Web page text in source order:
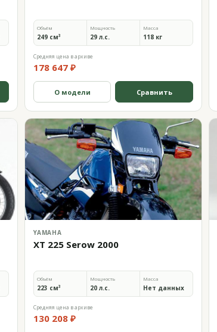
Объём
249 см³
Мощность
29 л.с.
Масса
118 кг
Средняя цена в архиве
178 647 ₽
О модели Сравнить
YAMAHA
XT 225 Serow 2000
Объём
223 см³
Мощность
20 л.с.
Масса
Нет данных
Средняя цена в архиве
130 208 ₽